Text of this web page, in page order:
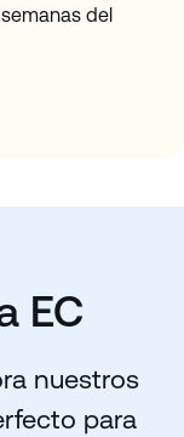
del
EC
nuestros
para